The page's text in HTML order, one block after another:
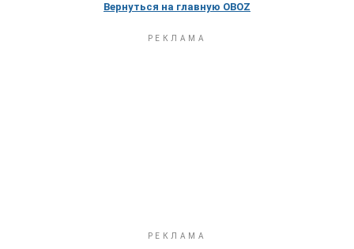
Вернуться на главную OBOZ